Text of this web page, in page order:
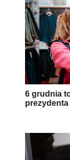
6 grudnia
prezydenta